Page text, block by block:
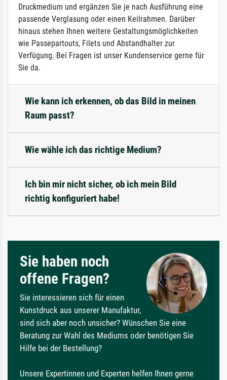
Druckmedium und ergänzen Sie je nach Ausführung eine
passende Verglasung oder einen Keilrahmen. Darüber
hinaus stehen Ihnen weitere Gestaltungsmöglichkeiten
wie Passepartouts, Filets und Abstandhalter zur
Verfügung. Bei Fragen ist unser Kundenservice gerne für
Sie da.
Wie kann ich erkennen, ob das Bild in meinen
Raum passt?
Wie wähle ich das richtige Medium?
Ich bin mir nicht sicher, ob ich mein Bild
richtig konfiguriert habe!
Sie haben noch
offene Fragen?
Sie interessieren sich für einen
Kunstdruck aus unserer Manufaktur,
sind sich aber noch unsicher? Wünschen Sie eine
Beratung zur Wahl des Mediums oder benötigen Sie
Hilfe bei der Bestellung?
Unsere Expertinnen und Experten helfen Ihnen gerne